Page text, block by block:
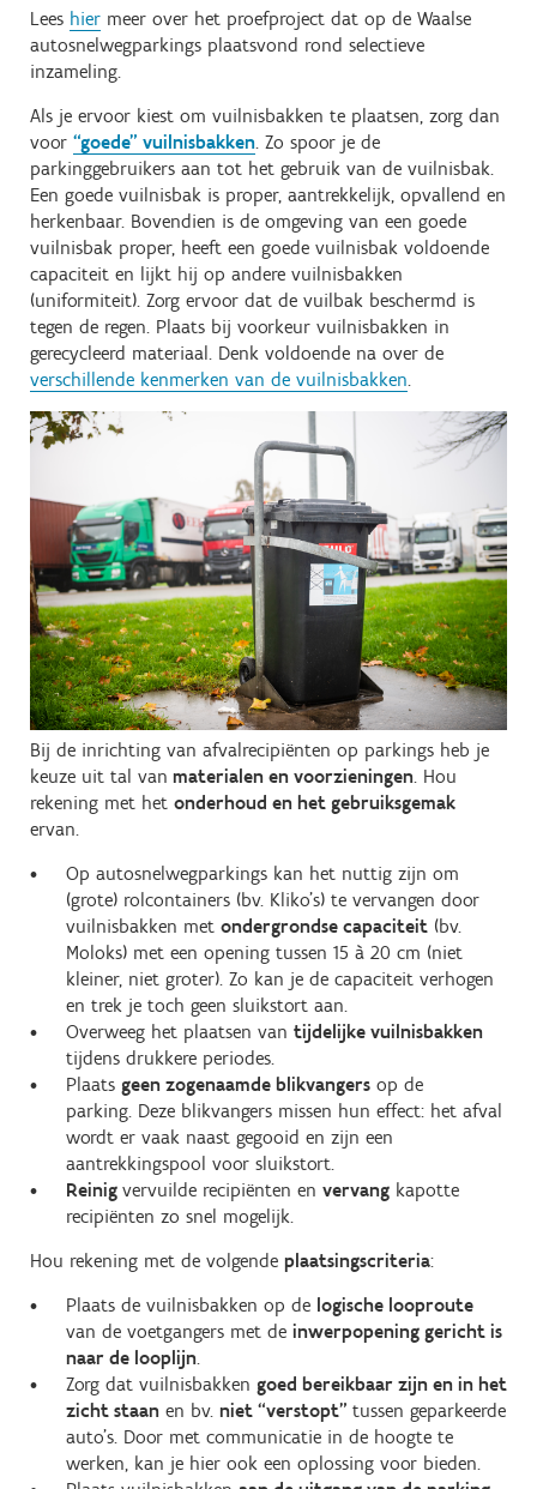
Lees hier meer over het proefproject dat op de Waalse
autosnelwegparkings plaatsvond rond selectieve
inzameling.
Als je ervoor kiest om vuilnisbakken te plaatsen, zorg dan
voor “goede” vuilnisbakken. Zo spoor je de
parkinggebruikers aan tot het gebruik van de vuilnisbak.
Een goede vuilnisbak is proper, aantrekkelijk, opvallend en
herkenbaar. Bovendien is de omgeving van een goede
vuilnisbak proper, heeft een goede vuilnisbak voldoende
capaciteit en lijkt hij op andere vuilnisbakken
(uniformiteit). Zorg ervoor dat de vuilbak beschermd is
tegen de regen. Plaats bij voorkeur vuilnisbakken in
gerecycleerd materiaal. Denk voldoende na over de
verschillende kenmerken van de vuilnisbakken.
Bij de inrichting van afvalrecipiënten op parkings heb je
keuze uit tal van materialen en voorzieningen . Hou
rekening met het onderhoud en het gebruiksgemak
ervan.
Op autosnelwegparkings kan het nuttig zijn om
(grote) rolcontainers (bv. Kliko's) te vervangen door
vuilnisbakken met ondergrondse capaciteit (bv.
Moloks) met een opening tussen 15 à 20 cm (niet
kleiner, niet groter). Zo kan je de capaciteit verhogen
en trek je toch geen sluikstort aan.
Overweeg het plaatsen van tijdelijke vuilnisbakken
tijdens drukkere periodes.
Plaats geen zogenaamde blikvangers op de
parking. Deze blikvangers missen hun effect: het afval
wordt er vaak naast gegooid en zijn een
aantrekkingspool voor sluikstort.
Reinig vervuilde recipiënten en vervang kapotte
recipiënten zo snel mogelijk.
Hou rekening met de volgende plaatsingscriteria:
Plaats de vuilnisbakken op de logische looproute
van de voetgangers met de inwerpopening gericht is
naar de looplijn
Zorg dat vuilnisbakken goed bereikbaar zijn en in het
zicht staan en bv. niet “verstopt” tussen geparkeerde
auto’s. Door met communicatie in de hoogte te
werken, kan je hier ook een oplossing voor bieden.